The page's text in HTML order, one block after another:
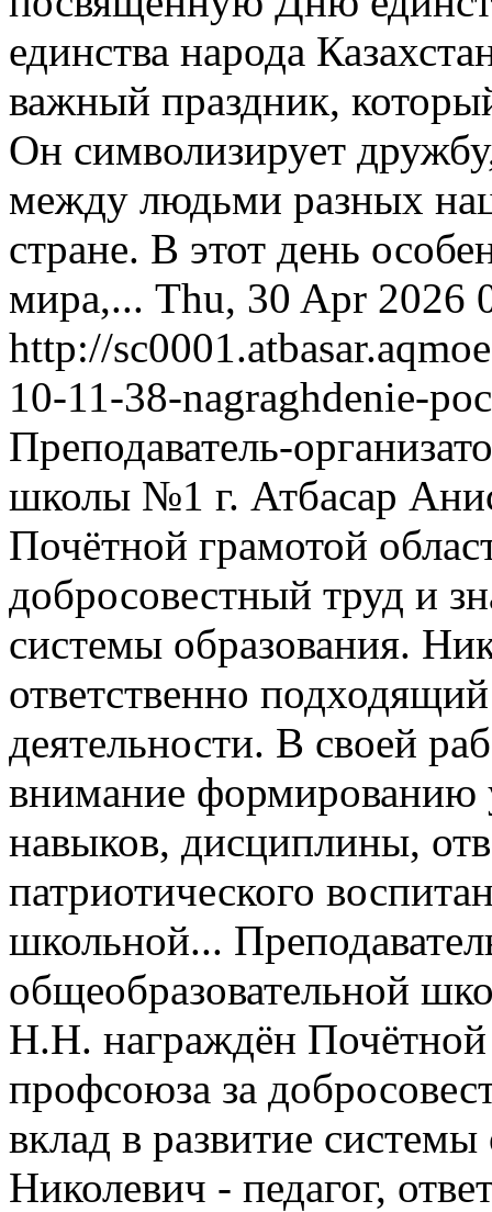
единства народа
важный праздник,
Он символизирует
между людьми разных
стране. В этот день
мира,... Thu, 30 Apr 2026
http://
10-11-38-nagraghdenie-
Преподаватель-
школы №1 г. Атбасар
Почётной грамотой
добросовестный труд и
системы образования.
ответственно
деятельности. В своей
внимание формированию
навыков, дисциплины,
патриотического
школьной...
общеобразовательной
Н.Н. награждён Почётной
профсоюза за
вклад в развитие
Николевич - педагог,